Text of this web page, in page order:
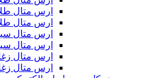
ارس متال
ارس متال
ارس متال
ارس متال
ارس متال
ارس متال